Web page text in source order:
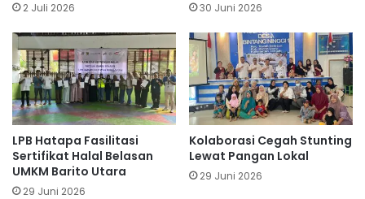
2 Juli 2026 30 Juni 2026
LPB Hatapa Fasilitasi
Sertifikat Halal Belasan
UMKM Barito Utara
29 Juni 2026
Kolaborasi Cegah Stunting
Lewat Pangan Lokal
29 Juni 2026